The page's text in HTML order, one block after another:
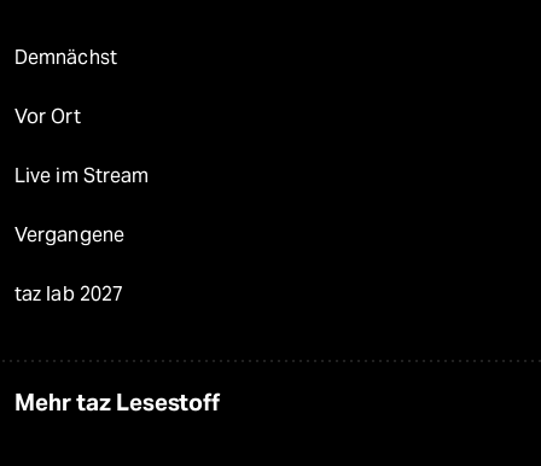
Demnächst
Vor Ort
Live im Stream
Vergangene
taz lab 2027
Mehr taz Lesestoff